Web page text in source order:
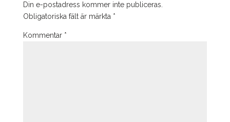
Din e-postadress kommer inte publiceras.
Obligatoriska fält är märkta *
Kommentar *